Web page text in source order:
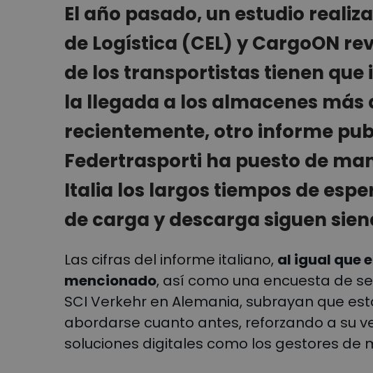
El año pasado, un estudio
de Logística (CEL) y CargoON
de los transportistas tienen
la llegada a los almacenes más
recientemente, otro informe
Federtrasporti ha puesto de
Italia los largos tiempos de
de carga y descarga siguen
Las cifras del informe italiano, al igual que
mencionado, así como una encuesta de
SCI Verkehr en Alemania, subrayan que
abordarse cuanto antes, reforzando a su
soluciones digitales como los gestores de